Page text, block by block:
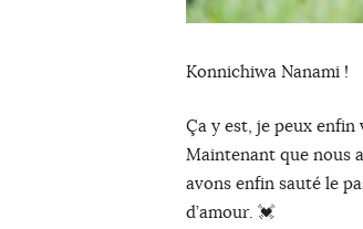
Konnichiwa Nanami !
Ça y est, je peux
Maintenant que nous
avons enfin sauté le
d’amour. 💓